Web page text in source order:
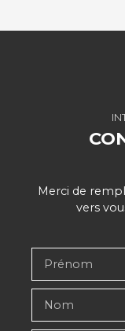
Merci de
vers
Prénom
Nom